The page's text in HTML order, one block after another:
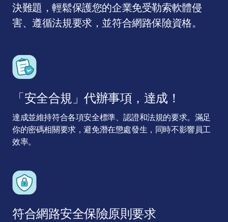
決難題，輕鬆保護您的企業免受勒索軟體侵
害、遵循法規要求，並符合網路保險資格。
「安全合規」代辦事項，達成！
達成並維持符合各項安全標準、認證和法規的要求。滿足
你的密碼相關要求，避免潛在懲處發生，同時不影響員工
效率。
符合網路安全保險原則要求